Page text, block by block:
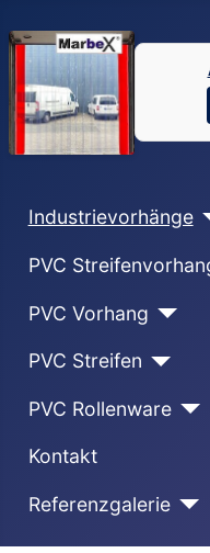
Industrievorhänge
PVC
PVC Vorhang
PVC Streifen
PVC Rollenware
Kontakt
Referenzgalerie